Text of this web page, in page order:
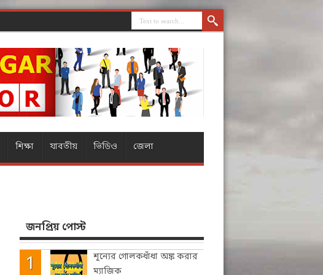
শিক্ষা যাবতীয় ভিডিও জেলা
জনপ্রিয় পোস্ট
শূন্যের গোলকধাঁধা অঙ্ক করার
ম্যাজিক